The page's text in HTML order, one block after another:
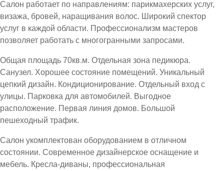
Салон работает по направлениям: парикмахерских услуг,
визажа, бровей, наращивания волос. Широкий спектор
услуг в каждой области. Профессионализм мастеров
позволяет работать с многогранными запросами.
Общая площадь 70кв.м. Отдельная зона педикюра.
Санузел. Хорошее состояние помещений. Уникальный
цепкий дизайн. Кондиционирование. Отдельный вход с
улицы. Парковка для автомобилей. Выгодное
расположение. Первая линия домов. Большой
пешеходный трафик.
Салон укомплектован оборудованием в отличном
состоянии. Современное дизайнерское оснащение и
мебель. Кресла-диваны, профессиональная